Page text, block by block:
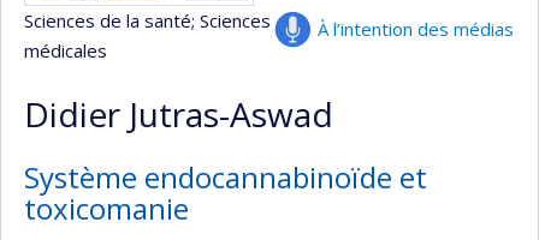
À l’intention des médias
Sciences de la santé; Sciences
médicales
Didier Jutras-Aswad
Système endocannabinoïde et
toxicomanie